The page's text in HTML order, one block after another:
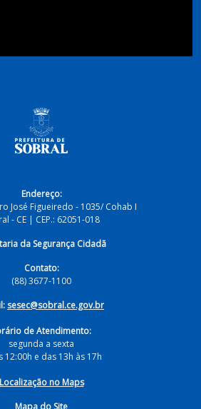
Endereço:
José Figueiredo - 1035/ Cohab I
- CE | CEP.: 62051-018
da Segurança Cidadã
Contato:
(88) 3677-1100
sesec@sobral.ce.gov.br
de Atendimento:
segunda a sexta
12:00h e das 13h às 17h
Localização no Maps
Mapa do Site